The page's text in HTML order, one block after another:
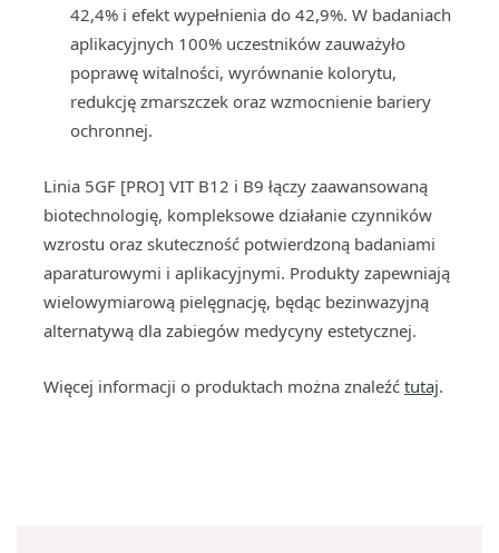
42,4% i efekt wypełnienia do 42,9%. W badaniach
aplikacyjnych 100% uczestników zauważyło
poprawę witalności, wyrównanie kolorytu,
redukcję zmarszczek oraz wzmocnienie bariery
ochronnej.
Linia 5GF [PRO] VIT B12 i B9 łączy zaawansowaną
biotechnologię, kompleksowe działanie czynników
wzrostu oraz skuteczność potwierdzoną badaniami
aparaturowymi i aplikacyjnymi. Produkty zapewniają
wielowymiarową pielęgnację, będąc bezinwazyjną
alternatywą dla zabiegów medycyny estetycznej.
Więcej informacji o produktach można znaleźć tutaj.